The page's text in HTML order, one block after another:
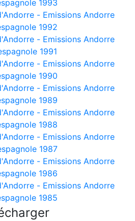
1993
- Emissions Andorre
1992
- Emissions Andorre
1991
- Emissions Andorre
1990
- Emissions Andorre
1989
- Emissions Andorre
1988
- Emissions Andorre
1987
- Emissions Andorre
1986
- Emissions Andorre
1985